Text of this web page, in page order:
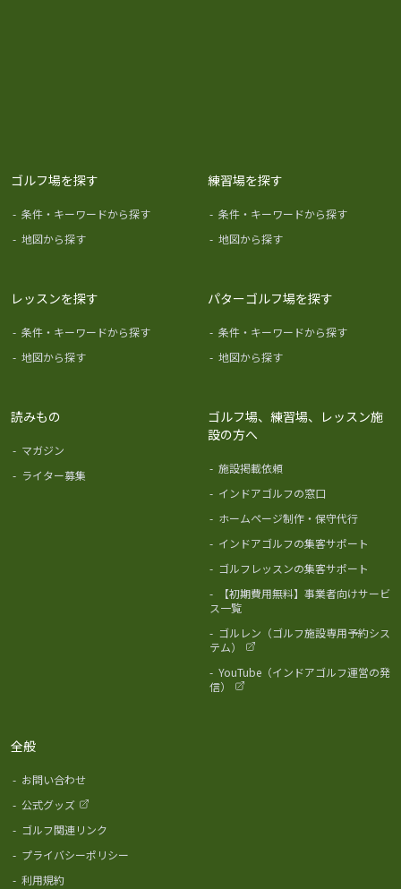
ゴルフ場を探す
- 条件・キーワードから探す
- 地図から探す
練習場を探す
- 条件・キーワードから探す
- 地図から探す
レッスンを探す
- 条件・キーワードから探す
- 地図から探す
パターゴルフ場を探す
- 条件・キーワードから探す
- 地図から探す
読みもの
- マガジン
- ライター募集
ゴルフ場、練習場、レッスン施
設の方へ
- 施設掲載依頼
- インドアゴルフの窓口
- ホームページ制作・保守代行
- インドアゴルフの集客サポート
- ゴルフレッスンの集客サポート
-
【初期費用無料】事業者向けサービ
ス一覧
- ゴルレン（ゴルフ施設専用予約シス
テム）
- YouTube（インドアゴルフ運営の発
信）
全般
- お問い合わせ
- 公式グッズ
- ゴルフ関連リンク
- プライバシーポリシー
- 利用規約